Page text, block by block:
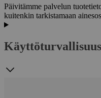
Päivitämme palvelun
kuitenkin tarkistamaan
Käyttöturvallisuus